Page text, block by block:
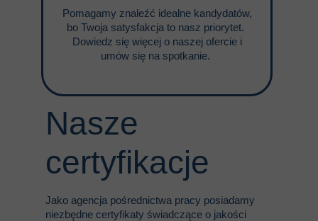
Pomagamy znaleźć idealne kandydatów,
bo Twoja satysfakcja to nasz priorytet.
Dowiedz się więcej o naszej ofercie i
umów się na spotkanie.
Nasze
certyfikacje
Jako agencja pośrednictwa pracy posiadamy
niezbędne certyfikaty świadczące o jakości